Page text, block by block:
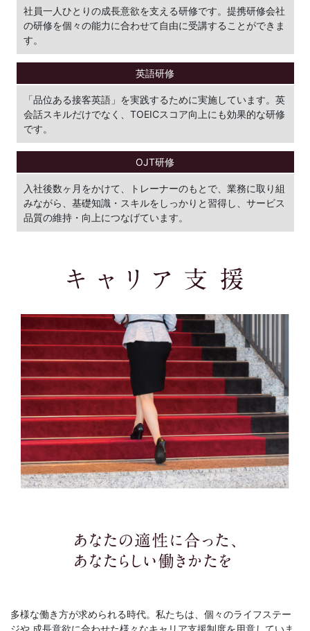
社員一人ひとりの成長意欲を支える研修です。提携研修会社
の研修を個々の能力に合わせて自由に受講することができま
す。
英語研修
「品位ある接客英語」を実践するために実施しています。英
会話スキルだけでなく、TOEICスコア向上にも効果的な研修
です。
OJT研修
入社後数ヶ月をかけて、トレーナーのもとで、業務に取り組
みながら、基礎知識・スキルをしっかりと習得し、サービス
品質の維持・向上につなげています。
多様な働き方が求められる時代。私たちは、個々のライフステー